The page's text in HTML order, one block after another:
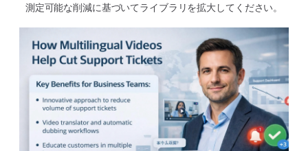
測定可能な削減に基づいてライブラリを拡大してください。